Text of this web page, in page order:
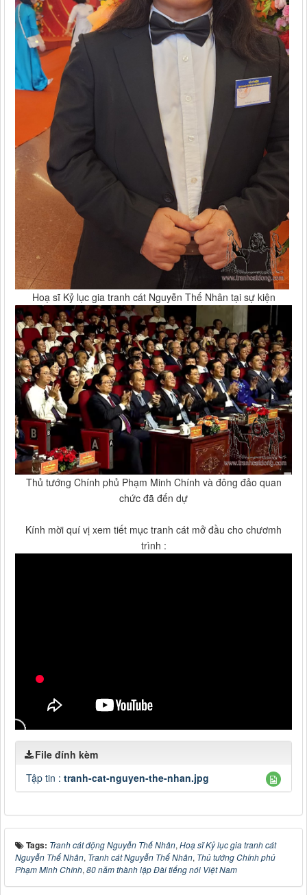
Hoạ sĩ Kỷ lục gia tranh cát Nguyễn Thế Nhân tại sự kiện
Thủ tướng Chính phủ Phạm Minh Chính và đông đảo quan
chức đã đến dự
Kính mời quí vị xem tiết mục tranh cát mở đầu cho chươmh
trình :
File đính kèm
Tập tin : tranh-cat-nguyen-the-nhan.jpg
Tags: Tranh cát động Nguyễn Thế Nhân, Hoạ sĩ Kỷ lục gia tranh cát
Nguyễn Thế Nhân, Tranh cát Nguyễn Thế Nhân, Thủ tướng Chính phủ
Phạm Minh Chính, 80 năm thành lập Đài tiếng nói Việt Nam